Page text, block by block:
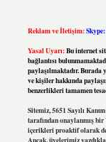
Reklam ve İletişim:
Yasal Uyarı:Bu internet
bağlantısı
paylaşılmaktadır.
ve kişiler hakkında
benzerlikleri tamamen
Sitemiz, 5651 Sayılı
tarafından onaylanmış bir
içerikleri proaktif olarak